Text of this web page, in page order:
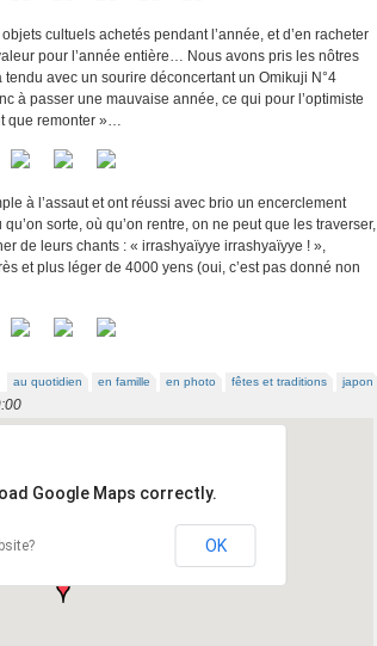
cultuels achetés pendant l’année, et d’en racheter
pour l’année entière… Nous avons pris les nôtres
tendu avec un sourire déconcertant un Omikuji N°4
à passer une mauvaise année, ce qui pour l’optimiste
que remonter »…
à l’assaut et ont réussi avec brio un encerclement
sorte, où qu’on rentre, on ne peut que les traverser,
de leurs chants : « irrashyaïyye irrashyaïyye ! »,
et plus léger de 4000 yens (oui, c’est pas donné non
au quotidien en famille en photo fêtes et traditions japon
Google Maps correctly.
OK